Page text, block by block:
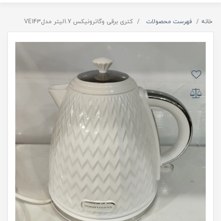
خانه فهرست محصولات کتری برقی وگاترونیکس 1.7لیتر مدلVE143